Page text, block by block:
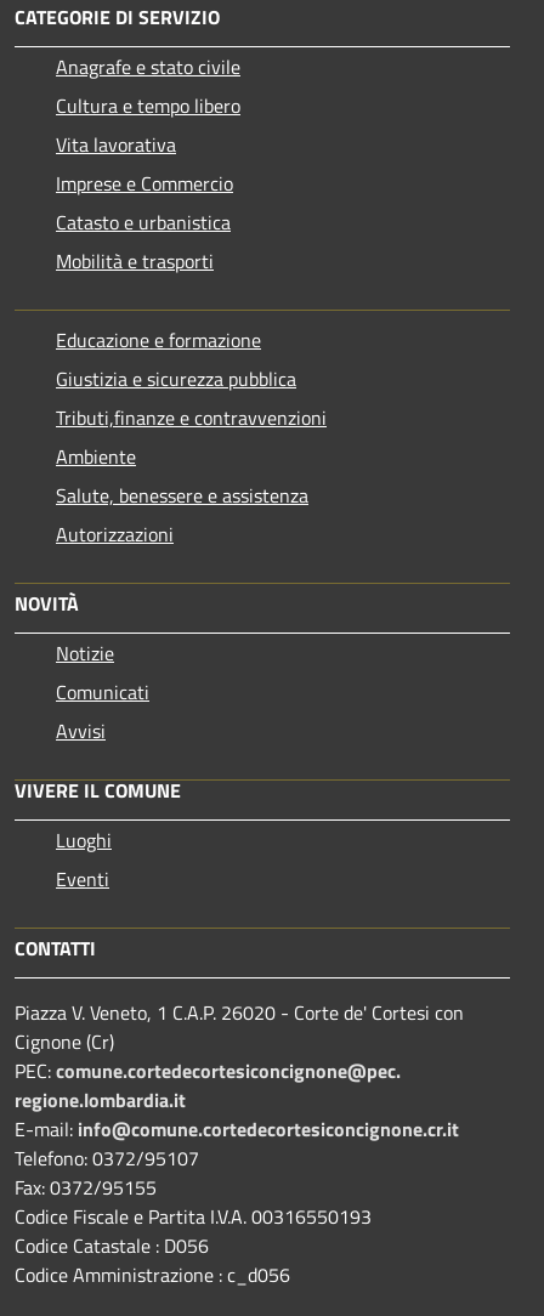
CATEGORIE DI SERVIZIO
Anagrafe e stato civile
Cultura e tempo libero
Vita lavorativa
Imprese e Commercio
Catasto e urbanistica
Mobilità e trasporti
Educazione e formazione
Giustizia e sicurezza pubblica
Tributi,finanze e contravvenzioni
Ambiente
Salute, benessere e assistenza
Autorizzazioni
NOVITÀ
Notizie
Comunicati
Avvisi
VIVERE IL COMUNE
Luoghi
Eventi
CONTATTI
Piazza V. Veneto, 1 C.A.P. 26020 - Corte de' Cortesi con
Cignone (Cr)
PEC:comune.cortedecortesiconcignone@pec.
regione.lombardia.it
E-mail: info@comune.cortedecortesiconcignone.cr.it
Telefono: 0372/95107
Fax: 0372/95155
Codice Fiscale e Partita I.V.A. 00316550193
Codice Catastale : D056
Codice Amministrazione : c_d056